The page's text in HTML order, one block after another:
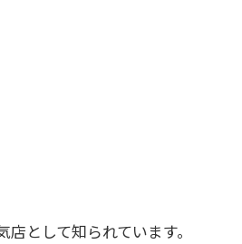
として知られています。